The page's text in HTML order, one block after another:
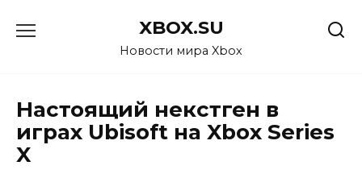
XBOX.SU
Новости мира Xbox
Настоящий некстген в
играх Ubisoft на Xbox Series
X